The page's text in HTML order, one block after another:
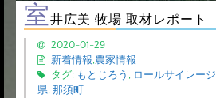
室井広美 牧場 取材レポート
2020-01-29
新着情報 農家情報
タグ: もとじろう ロールサイレージ
県, 那須町